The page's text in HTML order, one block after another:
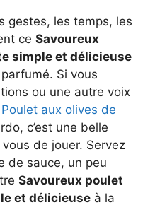
gestes, les temps, les
ce Savoureux
simple et délicieuse
Si vous
ou une autre voix
Poulet aux olives de
c’est une belle
de jouer. Servez
de sauce, un peu
Savoureux poulet
et délicieuse à la